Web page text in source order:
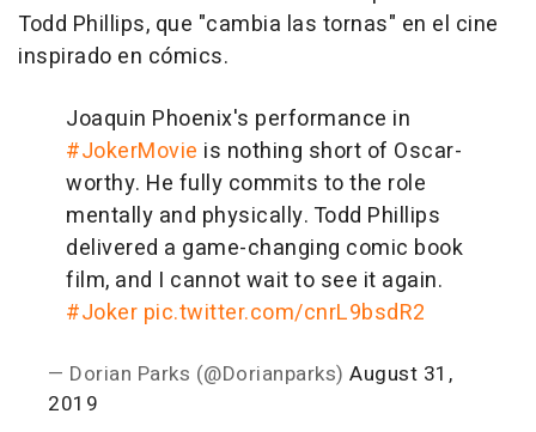
Todd Phillips, que "cambia las tornas" en el cine
inspirado en cómics.
Joaquin Phoenix's performance in
#JokerMovie is nothing short of Oscar-
worthy. He fully commits to the role
mentally and physically. Todd Phillips
delivered a game-changing comic book
film, and I cannot wait to see it again.
#Joker pic.twitter.com/cnrL9bsdR2
— Dorian Parks (@Dorianparks) August 31,
2019